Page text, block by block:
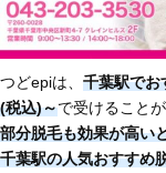
つどepiは、 千葉駅でお
(税込)～で受けること
部分脱毛も効果が高い
千葉駅の人気おすすめ